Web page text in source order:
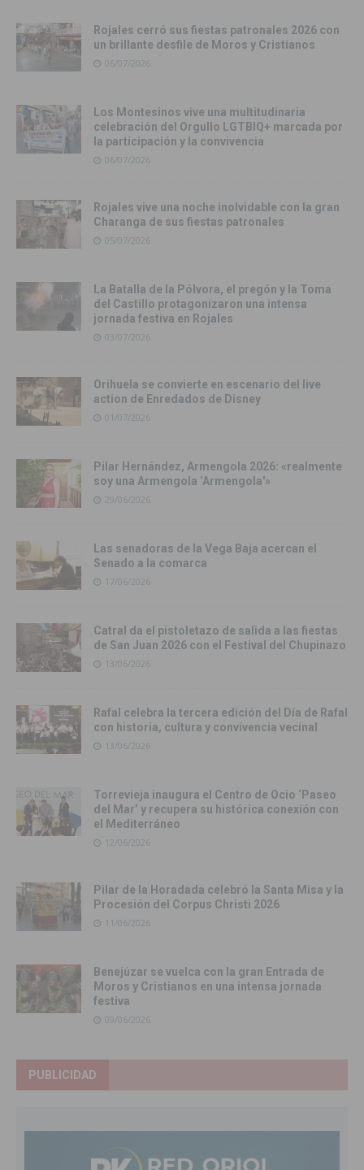
Rojales cerró sus fiestas patronales 2026 con
un brillante desfile de Moros y Cristianos
06/07/2026
Los Montesinos vive una multitudinaria
celebración del Orgullo LGTBIQ+ marcada por
la participación y la convivencia
06/07/2026
Rojales vive una noche inolvidable con la gran
Charanga de sus fiestas patronales
05/07/2026
La Batalla de la Pólvora, el pregón y la Toma
del Castillo protagonizaron una intensa
jornada festiva en Rojales
03/07/2026
Orihuela se convierte en escenario del live
action de Enredados de Disney
01/07/2026
Pilar Hernández, Armengola 2026: «realmente
soy una Armengola ‘Armengola'»
29/06/2026
Las senadoras de la Vega Baja acercan el
Senado a la comarca
17/06/2026
Catral da el pistoletazo de salida a las fiestas
de San Juan 2026 con el Festival del Chupinazo
13/06/2026
Rafal celebra la tercera edición del Día de Rafal
con historia, cultura y convivencia vecinal
13/06/2026
Torrevieja inaugura el Centro de Ocio ‘Paseo
del Mar’ y recupera su histórica conexión con
el Mediterráneo
12/06/2026
Pilar de la Horadada celebró la Santa Misa y la
Procesión del Corpus Christi 2026
11/06/2026
Benejúzar se vuelca con la gran Entrada de
Moros y Cristianos en una intensa jornada
festiva
09/06/2026
PUBLICIDAD